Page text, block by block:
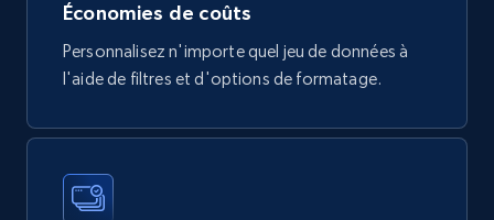
URL, Review id, Reviewer name, Review date,
more.
Économies de coûts
Personnalisez n'importe quel jeu de données à
l'aide de filtres et d'options de formatage.